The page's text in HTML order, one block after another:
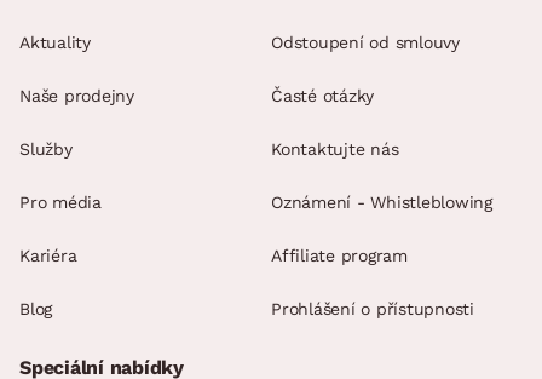
Aktuality
Naše prodejny
Služby
Pro média
Kariéra
Blog
Odstoupení od smlouvy
Časté otázky
Kontaktujte nás
Oznámení - Whistleblowing
Affiliate program
Prohlášení o přístupnosti
Speciální nabídky